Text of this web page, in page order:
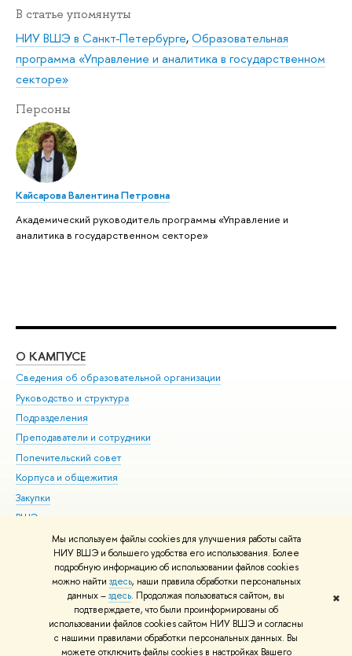
Мы используем файлы cookies для улучшения работы сайта
НИУ ВШЭ и большего удобства его использования. Более
подробную информацию об использовании файлов cookies
можно найти здесь, наши правила обработки персональных
данных –здесь. Продолжая пользоваться сайтом, вы
подтверждаете, что были проинформированы об
использовании файлов cookies сайтом НИУ ВШЭ и согласны
с нашими правилами обработки персональных данных. Вы
можете отключить файлы cookies в настройках Вашего
✖
В статье упомянуты
НИУ ВШЭ в Санкт-Петербурге,Образовательная
программа «Управление и аналитика в государственном
секторе»
Персоны
Кайсарова Валентина Петровна
Академический руководитель программы «Управление и
аналитика в государственном секторе»
О КАМПУСЕ
Сведения об образовательной организации
Руководство и структура
Подразделения
Преподаватели и сотрудники
Попечительский совет
Корпуса и общежития
Закупки
ВШЭ для студентов с ограниченными возможностями
здоровья и инвалидностью
Версия для слабовидящих
Единая платежная страница
© НИУ ВШЭ 1993–2026 Адреса и контакты Условия использования
материалов Политика конфиденциальности Карта сайта